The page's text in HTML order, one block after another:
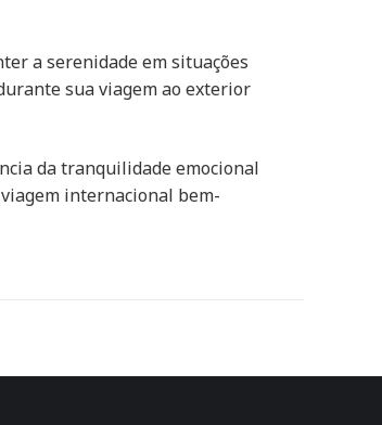
a serenidade em situações
sua viagem ao exterior
da tranquilidade emocional
internacional bem-